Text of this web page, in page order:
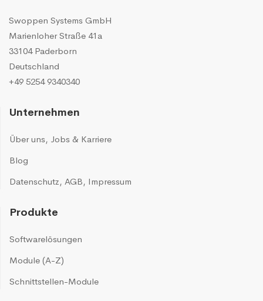
Swoppen Systems GmbH
Marienloher Straße 41a
33104 Paderborn
Deutschland
+49 5254 9340340
Unternehmen
Über uns, Jobs & Karriere
Blog
Datenschutz, AGB, Impressum
Produkte
Softwarelösungen
Module (A-Z)
Schnittstellen-Module